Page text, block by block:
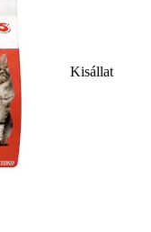
Kisállat